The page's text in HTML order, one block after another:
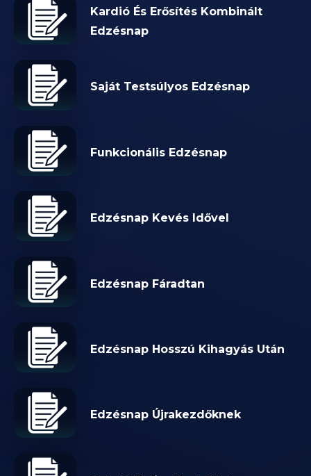
Kardió És Erősítés Kombinált
Edzésnap
Saját Testsúlyos Edzésnap
Funkcionális Edzésnap
Edzésnap Kevés Idővel
Edzésnap Fáradtan
Edzésnap Hosszú Kihagyás Után
Edzésnap Újrakezdőknek